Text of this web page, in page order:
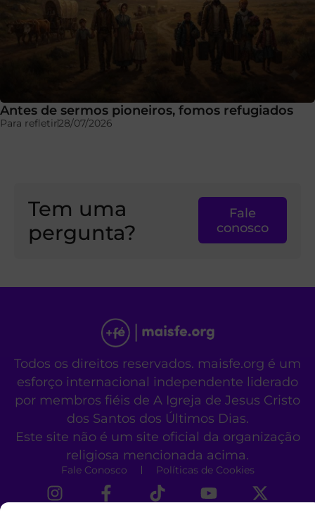
Antes de sermos pioneiros, fomos refugiados
Para refletir28/07/2026
Tem uma
pergunta?
Fale
conosco
Todos os direitos reservados. maisfe.org é um
esforço internacional independente liderado
por membros fiéis de A Igreja de Jesus Cristo
dos Santos dos Últimos Dias.
Este site não é um site oficial da organização
religiosa mencionada acima.
Fale Conosco Políticas de Cookies